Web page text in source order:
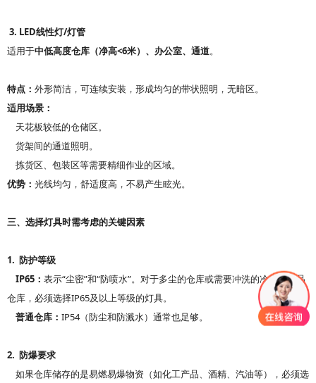
3. LED线性灯/灯管
适用于中低高度仓库（净高<6米）、办公室、通道。
特点： 外形简洁，可连续安装，形成均匀的带状照明，无暗区。
适用场景：
天花板较低的仓储区。
货架间的通道照明。
拣货区、包装区等需要精细作业的区域。
优势： 光线均匀，舒适度高，不易产生眩光。
三、选择灯具时需考虑的关键因素
1. 防护等级
IP65 ： 表示“尘密”和“防喷水”。对于多尘的仓库或需要冲洗的冷库、食品
仓库，必须选择IP65及以上等级的灯具。
普通仓库： IP54（防尘和防溅水）通常也足够。
2. 防爆要求
如果仓库储存的是易燃易爆物资（如化工产品、酒精、汽油等），必须选